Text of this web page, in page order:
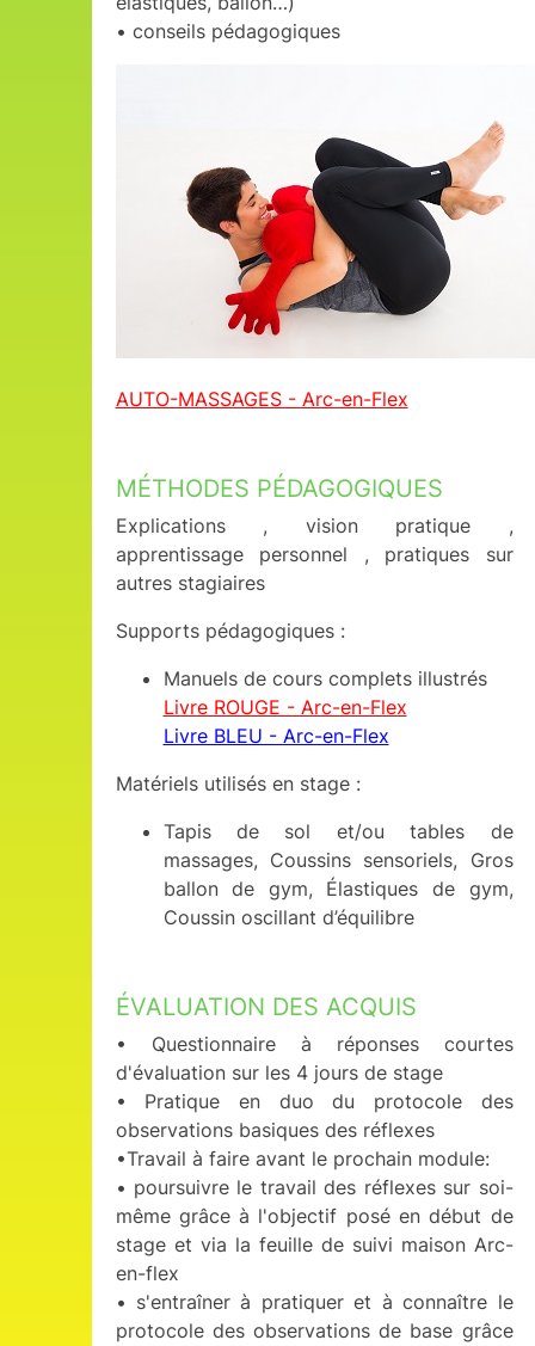
• conseils pédagogiques
AUTO-MASSAGES - Arc-en-Flex
MÉTHODES PÉDAGOGIQUES
Explications , vision pratique ,
apprentissage personnel , pratiques sur
autres stagiaires
Supports pédagogiques :
Manuels de cours complets illustrés
Livre ROUGE - Arc-en-Flex
Livre BLEU - Arc-en-Flex
Matériels utilisés en stage :
Tapis de sol et/ou tables de
massages, Coussins sensoriels, Gros
ballon de gym, Élastiques de gym,
Coussin oscillant d’équilibre
ÉVALUATION DES ACQUIS
• Questionnaire à réponses courtes
d'évaluation sur les 4 jours de stage
• Pratique en duo du protocole des
observations basiques des réflexes
•Travail à faire avant le prochain module:
• poursuivre le travail des réflexes sur soi-
même grâce à l'objectif posé en début de
stage et via la feuille de suivi maison Arc-
en-flex
• s'entraîner à pratiquer et à connaître le
protocole des observations de base grâce